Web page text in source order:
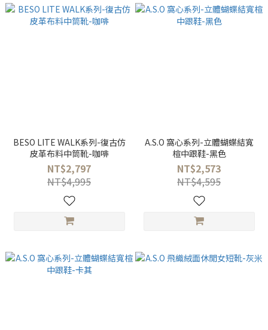
BESO LITE WALK系列-復古仿
皮革布料中筒靴-咖啡
NT$2,797
NT$4,995
A.S.O 窩心系列-立體蝴蝶結寬
楦中跟鞋-黑色
NT$2,573
NT$4,595